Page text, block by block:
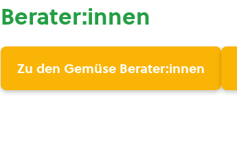
Berater:innen
Zu den Gemüse Berater:innen